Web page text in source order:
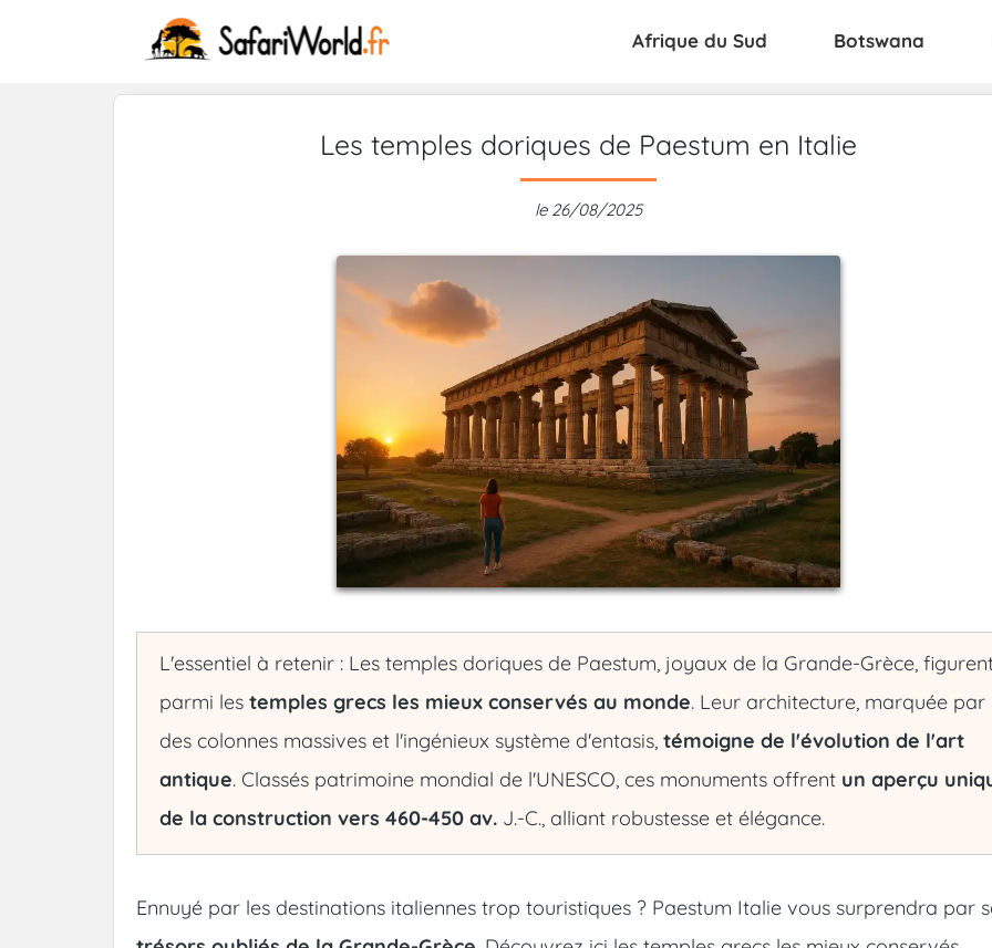
Afrique du Sud Botswana
Les temples doriques de Paestum en Italie
le 26/08/2025
L'essentiel à retenir : Les temples doriques de Paestum, joyaux de la Grande-Grèce,
parmi les temples grecs les mieux conservés au monde. Leur architecture, marquée par
des colonnes massives et l'ingénieux système d'entasis, témoigne de l'évolution de l'art
antique. Classés patrimoine mondial de l'UNESCO, ces monuments offrent un aperçu
de la construction vers 460-450 av. J.-C., alliant robustesse et élégance.
Ennuyé par les destinations italiennes trop touristiques ? Paestum Italie vous surprendra par